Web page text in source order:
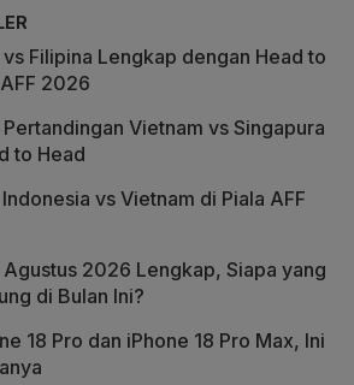
Filipina Lengkap dengan Head to
2026
Vietnam vs Singapura
to Head
vs Vietnam di Piala AFF
Agustus 2026 Lengkap, Siapa yang
di Bulan Ini?
18 Pro dan iPhone 18 Pro Max, Ini